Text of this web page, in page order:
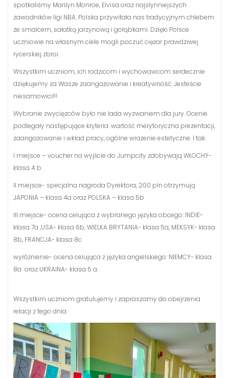
spotkaliśmy Marilyn Monroe, Elvisa oraz najsłynniejszych
zawodników ligi NBA. Polska przywitała nas tradycyjnym chlebem
ze smalcem, sałatką jarzynową i gołąbkami. Dzięki Polsce
uczniowie na własnym ciele mogli poczuć ciężar prawdziwej
rycerskiej zbroi.
Wszystkim uczniom, ich rodzicom i wychowawcom serdecznie
dziękujemy za Wasze zaangażowanie i kreatywność. Jesteście
niesamowici!!!
Wybranie zwycięzców było nie lada wyzwaniem dla jury. Ocenie
podlegały następujące kryteria: wartość merytoryczna prezentacji,
zaangażowanie i wkład pracy, ogólne wrażenie estetyczne. I tak:
I miejsce – voucher na wyjście do Jumpcity zdobywają WŁOCHY-
klasa 4 b
II miejsce- specjalna nagroda Dyrektora, 200 pln otrzymują
JAPONIA – klasa 4a oraz POLSKA – klasa 5b
III miejsce- ocena celująca z wybranego języka obcego: INDIE-
klasa 7a ,USA- klasa 6b, WIELKA BRYTANIA- klasa 5a, MEKSYK- klasa
8b, FRANCJA- klasa 8c
wyróżnienie- ocena celująca z języka angielskiego: NIEMCY- klasa
8a oraz UKRAINA- klasa 6 a.
Wszystkim uczniom gratulujemy i zapraszamy do obejrzenia
relacji z tego dnia.